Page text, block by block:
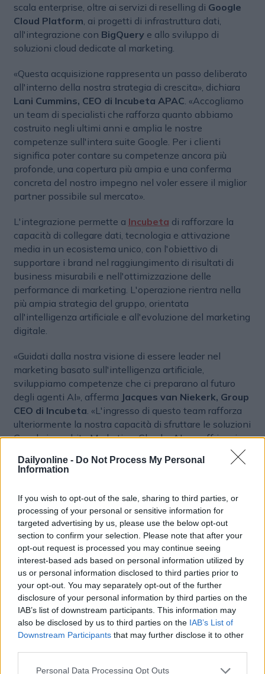
Dailyonline - Do Not Process My Personal
Information
If you wish to opt-out of the sale, sharing to third parties, or
processing of your personal or sensitive information for
targeted advertising by us, please use the below opt-out
section to confirm your selection. Please note that after your
opt-out request is processed you may continue seeing
interest-based ads based on personal information utilized by
us or personal information disclosed to third parties prior to
your opt-out. You may separately opt-out of the further
disclosure of your personal information by third parties on the
IAB’s list of downstream participants. This information may
also be disclosed by us to third parties on the IAB’s List of
Downstream Participants that may further disclose it to other
Personal Data Processing Opt Outs
scala enterprise, oltre ai servizi di reselling di Google
Cloud Platform , ai progetti di infrastruttura dati,
all'integrazione con BigQuerye allo sviluppo di
soluzioni cloud dedicate al marketing.
«Questa acquisizione rappresenta un passo deliberato
all'interno della nostra strategia di crescita», dichiara
Lani Cummins, CEO di Incubeta APAC . «Accogliamo
un team di specialisti che rafforza quanto abbiamo
costruito negli ultimi anni e amplia le nostre
competenze sull'intera suite Google. Per i clienti
significa poter contare su competenze ancora più
profonde, una copertura più ampia e una conferma
concreta del nostro impegno nel voler essere il miglior
partner possibile sul mercato».
L'integrazione permette a Incubeta di rafforzare la
capacità di collegare dati, tecnologia e attivazione
media in un ecosistema unico, con l'obiettivo di
supportare i brand nel raggiungimento di risultati di
business misurabili e nell'ottimizzazione delle
performance di marketing. L'operazione rientra nella
più ampia strategia del gruppo, orientata
all'intelligenza artificiale e all'evoluzione del marketing
digitale.
«Guidati dalla nostra visione di essere leader nel
marketing basato sull'intelligenza artificiale,
sviluppiamo competenze che ci preparano al futuro
degli agenti AI», afferma Jacques van Niekerk, Group
CEO di Incubeta . «L'ingresso di questo team rafforza
ulteriormente la nostra capacità di sfruttare le soluzioni
Google in ambito Marketing, Cloud e AI per offrire ai
L'operazione rappresenta un passaggio strategico
Crescita condivisa
Datisanè diventata un'attività eccezionale e siamo
convinti che
Incubeta
rappresenti la casa ideale per il
team e per i clienti», precisaMark Simari, presidente
di XPON Technologies Group Limited. «L'accordo
genera un'importante disponibilità di capitale che ci
consente di investire ulteriormente nella nostra
piattaforma di AIMarketing Wondarise di proseguire
la strategia di crescita attraverso operazioni di M&A
focalizzate sull'intelligenza artificiale».